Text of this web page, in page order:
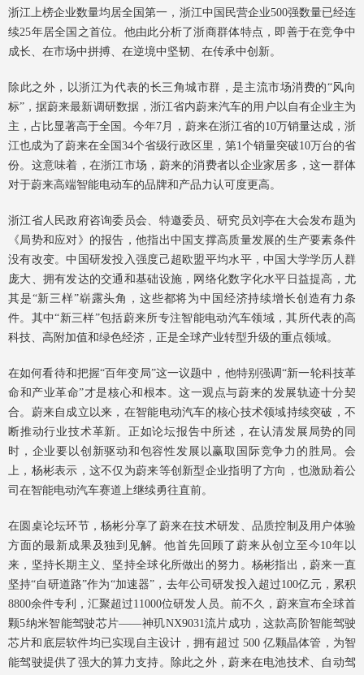
浙江上榜企业数量均居全国第一，浙江中国民营企业500强数量已经连
续25年居全国之首位。他由此分析了浙商群体特点，即善于在竞争中
成长、在市场中拼搏、在逆境中坚韧、在传承中创新。
除此之外，以浙江为代表的长三角城市群，是主流市场消费的“风向
标”，据蔚来最新调研数据，浙江省内蔚来汽车的用户以自有企业主为
主，占比显著高于全国。今年7月，蔚来在浙江省的10万销量达成，浙
江也成为了蔚来在全国34个省级行政区里，第1个销量突破10万台的省
份。这意味着，在浙江市场，蔚来的消费者以企业家居多，这一群体
对于蔚来高端智能电动车的品牌和产品力认可度更高。
浙江省人民政府咨询委员会、特邀委员、研究员刘亭在大会发布题为
《局势和应对》的报告，他指出中国支撑高质量发展的生产要素条件
没有改变。中国研发投入强度己超欧盟平均水平，中国大学学历人群
庞大、拥有发达的交通和基础设施，网络化数字化水平日益提高，尤
其是“新三样”崭露头角，这些都将为中国经济持续增长创造有力条
件。其中“新三样”包括蔚来所专注智能电动汽车领域，其所代表的高
科技、高附加值和绿色经济，正是全球产业转型升级的重点领域。
在如何看待和把握“百年变局”这一议题中，他特别强调“新一轮科技革
命和产业革命”才是核心和根本。这一观点与蔚来的发展轨迹十分契
合。蔚来自成立以来，在智能电动汽车的核心技术领域持续突破，不
断推动行业技术革新。正如论坛报告中所述，在认清发展局势的同
时，企业要以创新驱动和包容性发展以赢取国际竞争力的胜局。会
上，杨彬表示，这不仅为蔚来等创新型企业指明了方向，也激励着公
司在智能电动汽车赛道上继续勇往直前。
在圆桌论坛环节，杨彬分享了蔚来在技术研发、品质控制及用户体验
方面的最新成果及独到见解。他首先回顾了蔚来从创立至今10年以
来，坚持长期主义、坚持全球化所做出的努力。杨彬指出，蔚来一直
坚持“自研道路”作为“加速器”，去年公司研发投入超过100亿元，累积
8800余件专利，汇聚超过11000位研发人员。前不久，蔚来宣布全球首
颗5纳米智能驾驶芯片——神玑NX9031流片成功，这款高阶智能驾驶
芯片和底层软件均已实现自主设计，拥有超过 500 亿颗晶体管，为智
能驾驶提供了强大的算力支持。除此之外，蔚来在电池技术、自动驾